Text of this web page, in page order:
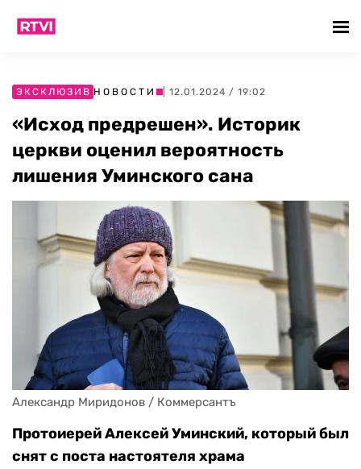
ЭКСКЛЮЗИВ НОВОСТИ | 12.01.2024 / 19:02
«Исход предрешен». Историк
церкви оценил вероятность
лишения Уминского сана
Александр Миридонов / Коммерсантъ
Протоиерей Алексей Уминский, который был
снят с поста настоятеля храма